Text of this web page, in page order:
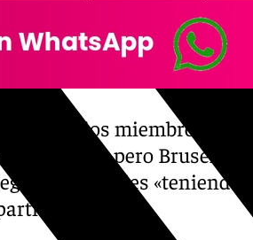
Estados miembro tienen
pero Bruselas les
nacionales «teniendo